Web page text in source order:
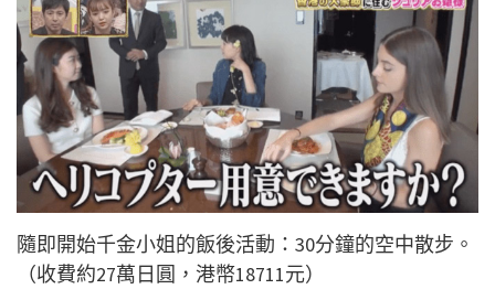
隨即開始千金小姐的飯後活動：30分鐘的空中散步。
（收費約27萬日圓，港幣18711元）